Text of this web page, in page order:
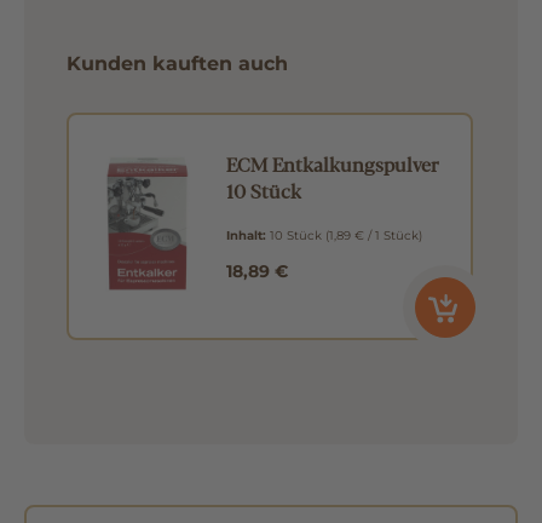
Kunden kauften auch
ECM Entkalkungspulver
10 Stück
Inhalt: 10 Stück (1,89 € / 1 Stück)
18,89 €